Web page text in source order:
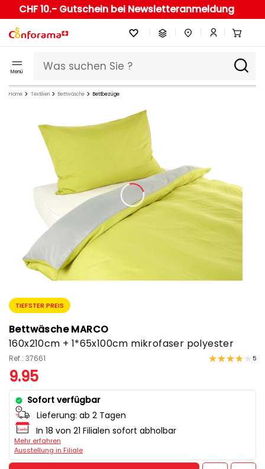
CHF 10.- Gutschein bei Newsletteranmeldung
Menü
Home Textilien Bettwäsche Bettbezüge
TIEFSTER PREIS
Bettwäsche MARCO
160x210cm + 1*65x100cm mikrofaser polyester
Ref.: 37661 5
9.95
Sofort verfügbar
Lieferung: ab 2 Tagen
In 18 von 21 Filialen sofort abholbar
Mehr erfahren
Ausstellung in Filiale